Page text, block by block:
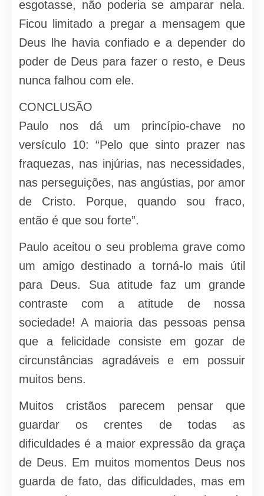
esgotasse, não poderia se amparar nela.
Ficou limitado a pregar a mensagem que
Deus lhe havia confiado e a depender do
poder de Deus para fazer o resto, e Deus
nunca falhou com ele.
CONCLUSÃO
Paulo nos dá um princípio-chave no
versículo 10: “Pelo que sinto prazer nas
fraquezas, nas injúrias, nas necessidades,
nas perseguições, nas angústias, por amor
de Cristo. Porque, quando sou fraco,
então é que sou forte”.
Paulo aceitou o seu problema grave como
um amigo destinado a torná-lo mais útil
para Deus. Sua atitude faz um grande
contraste com a atitude de nossa
sociedade! A maioria das pessoas pensa
que a felicidade consiste em gozar de
circunstâncias agradáveis e em possuir
muitos bens.
Muitos cristãos parecem pensar que
guardar os crentes de todas as
dificuldades é a maior expressão da graça
de Deus. Em muitos momentos Deus nos
guarda de fato, das dificuldades, mas em